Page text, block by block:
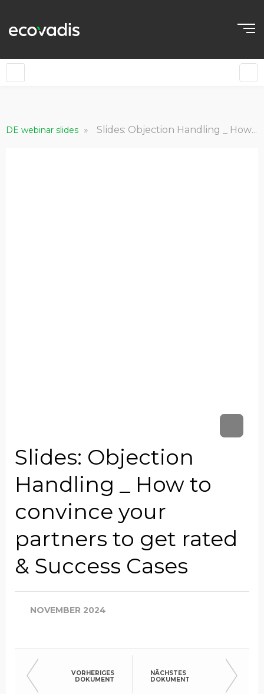
DE webinar slides » Slides: Objection Handling _ How to convince your partners to get rated & Success Cases
Slides: Objection
Handling _ How to
convince your
partners to get rated
& Success Cases
NOVEMBER 2024
VORHERIGES
DOKUMENT
NÄCHSTES
DOKUMENT